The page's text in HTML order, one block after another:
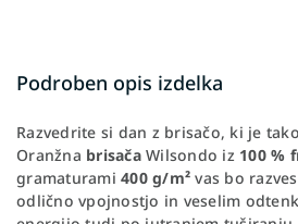
Podroben opis izdelka
Razvedrite si dan z brisačo, ki je
Oranžna brisača Wilsondo iz 100 %
gramaturami 400 g/m² vas bo
odlično vpojnostjo in veselim